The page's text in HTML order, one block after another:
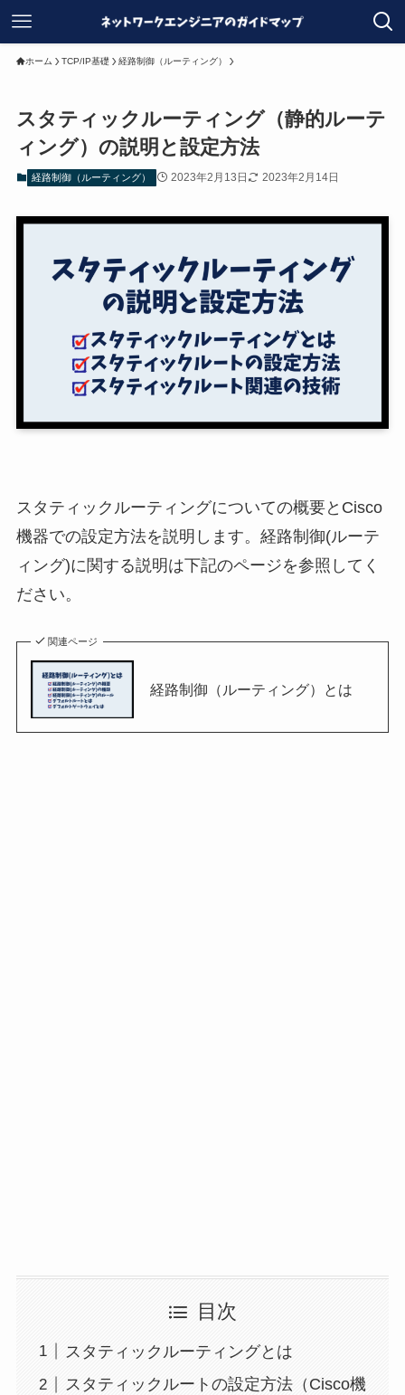
ホーム TCP/IP基礎 経路制御（ルーティング）
スタティックルーティング（静的ルーテ
ィング）の説明と設定方法
経路制御（ルーティング） 2023年2月13日 2023年2月14日
スタティックルーティングについての概要とCisco
機器での設定方法を説明します。経路制御(ルーテ
ィング)に関する説明は下記のページを参照してく
ださい。
関連ページ
経路制御（ルーティング）とは
目次
スタティックルーティングとは
スタティックルートの設定方法（Cisco機